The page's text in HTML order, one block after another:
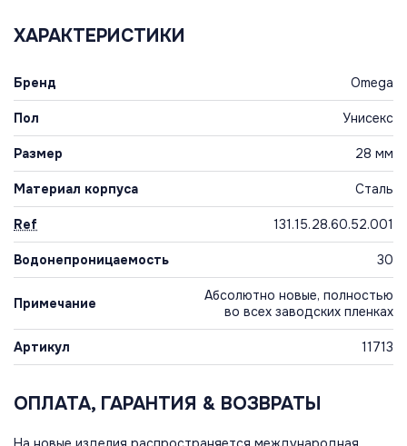
ХАРАКТЕРИСТИКИ
Бренд Omega
Пол Унисекс
Размер 28 мм
Материал корпуса Сталь
Ref 131.15.28.60.52.001
Водонепроницаемость 30
Примечание
Абсолютно новые, полностью
во всех заводских пленках
Артикул 11713
ОПЛАТА, ГАРАНТИЯ & ВОЗВРАТЫ